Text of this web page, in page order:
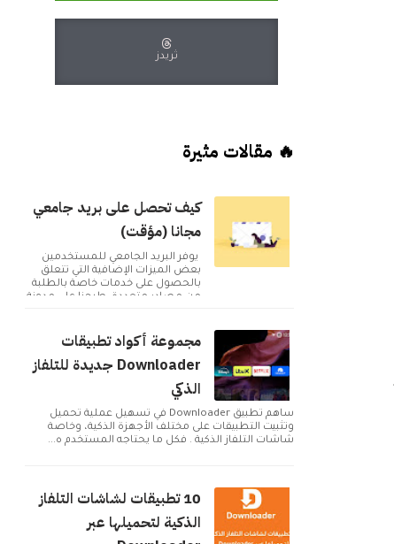
ثريدز
🔥 مقالات مثيرة
كيف تحصل على بريد جامعي
مجانا (مؤقت)
يوفر البريد الجامعي للمستخدمين
بعض الميزات الإضافية التي تتعلق
بالحصول على خدمات خاصة بالطلبة
من مصادر متعددة. طرحنا على مدونة
مجموعة أكواد تطبيقات
Downloader جديدة للتلفاز
الذكي
ساهم تطبيق Downloader في تسهيل عملية تحميل
وتثبيت التطبيقات على مختلف الأجهزة الذكية، وخاصة
شاشات التلفاز الذكية . فكل ما يحتاجه المستخدم ه...
10 تطبيقات لشاشات التلفاز
الذكية لتحميلها عبر